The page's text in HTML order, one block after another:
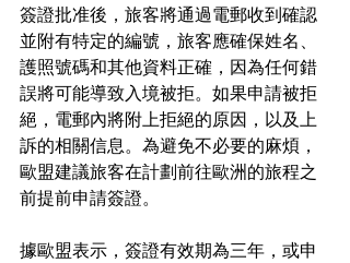
簽證批准後，旅客將通過電郵收到確認
並附有特定的編號，旅客應確保姓名、
護照號碼和其他資料正確，因為任何錯
誤將可能導致入境被拒。如果申請被拒
絕，電郵內將附上拒絕的原因，以及上
訴的相關信息。為避免不必要的麻煩，
歐盟建議旅客在計劃前往歐洲的旅程之
前提前申請簽證。
據歐盟表示，簽證有效期為三年，或申